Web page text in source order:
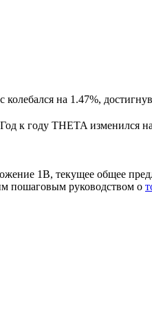
колебался на 1.47%,
Год к году THETA изменился
1B, текущее общее
пошаговым руководством о